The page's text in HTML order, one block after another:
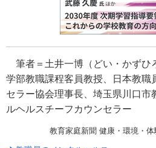
筆者＝土井一博（どい・かずひ
学部教職課程客員教授、日本教職
セラー協会理事長、埼玉県川口市
ルヘルスチーフカウンセラー
教育家庭新聞 健康・環境・